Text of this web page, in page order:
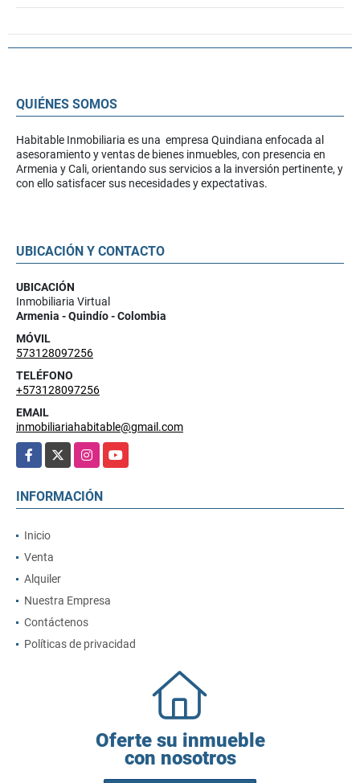
QUIÉNES SOMOS
Habitable Inmobiliaria es una empresa Quindiana enfocada al
asesoramiento y ventas de bienes inmuebles, con presencia en
Armenia y Cali, orientando sus servicios a la inversión pertinente, y
con ello satisfacer sus necesidades y expectativas.
UBICACIÓN Y CONTACTO
UBICACIÓN
Inmobiliaria Virtual
Armenia - Quindío - Colombia
MÓVIL
573128097256
TELÉFONO
+573128097256
EMAIL
inmobiliariahabitable@gmail.com
Facebook
InstagramYouTube
INFORMACIÓN
Inicio
Venta
Alquiler
Nuestra Empresa
Contáctenos
Políticas de privacidad
Oferte su inmueble
con nosotros